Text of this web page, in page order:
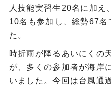
人技能実習生20名に加え
10名も参加し、総勢67名
た。
時折雨が降るあいにくの
が、多くの参加者が海岸
いました。今回は台風通